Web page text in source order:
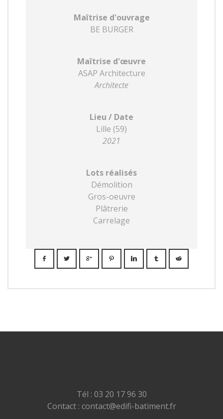
Maîtrise d'ouvrage
BE BURGER
Maîtrise d'œuvre
ASAP Architecture
Architecte
Lieu / Date
Lille (59)
2021
Lots réalisés
Démolition
Gros-oeuvre
Plâtrerie
Carrelage
Tél : 03 20 17 96 30
Contact : contact@edifi-batiment.fr